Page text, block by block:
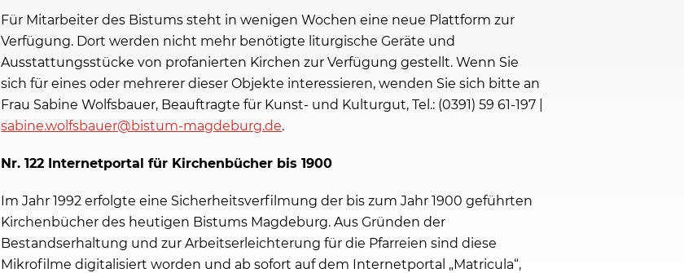
Für Mitarbeiter des Bistums steht in wenigen Wochen eine neue Plattform zur
Verfügung. Dort werden nicht mehr benötigte liturgische Geräte und
Ausstattungsstücke von profanierten Kirchen zur Verfügung gestellt. Wenn Sie
sich für eines oder mehrerer dieser Objekte interessieren, wenden Sie sich bitte an
Frau Sabine Wolfsbauer, Beauftragte für Kunst- und Kulturgut, Tel.: (0391) 59 61-197 |
sabine.wolfsbauer@bistum-magdeburg.de.
Nr. 122 Internetportal für Kirchenbücher bis 1900
Im Jahr 1992 erfolgte eine Sicherheitsverfilmung der bis zum Jahr 1900 geführten
Kirchenbücher des heutigen Bistums Magdeburg. Aus Gründen der
Bestandserhaltung und zur Arbeitserleichterung für die Pfarreien sind diese
Mikrofilme digitalisiert worden und ab sofort auf dem Internetportal „Matricula“,